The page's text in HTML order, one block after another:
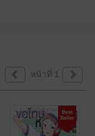
หน้าที่ 1